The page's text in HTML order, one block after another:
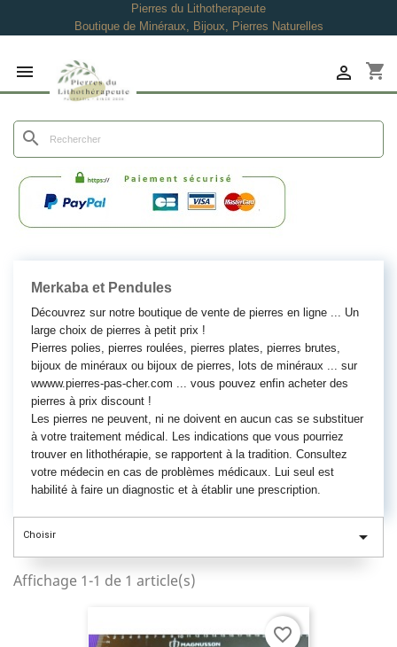
Pierres du Lithotherapeute
Boutique de Minéraux, Bijoux, Pierres Naturelles
 shopping_cart

search
Merkaba et Pendules
Découvrez sur notre boutique de vente de pierres en ligne ... Un
large choix de pierres à petit prix !
Pierres polies, pierres roulées, pierres plates, pierres brutes,
bijoux de minéraux ou bijoux de pierres, lots de minéraux ... sur
wwww.pierres-pas-cher.com ... vous pouvez enfin acheter des
pierres à prix discount !
Les pierres ne peuvent, ni ne doivent en aucun cas se substituer
à votre traitement médical. Les indications que vous pourriez
trouver en lithothérapie, se rapportent à la tradition. Consultez
votre médecin en cas de problèmes médicaux. Lui seul est
habilité à faire un diagnostic et à établir une prescription.
Choisir 
Affichage 1-1 de 1 article(s)
favorite_border